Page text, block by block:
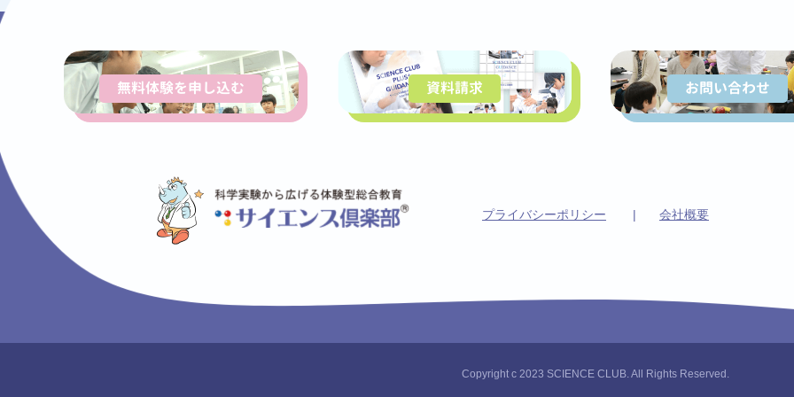
無料体験を申し込む 資料請求 お問い合わせ
プライバシーポリシー 会社概要
Copyright c 2023 SCIENCE CLUB. All Rights Reserved.